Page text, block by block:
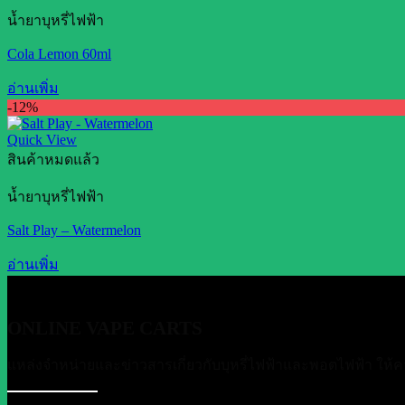
น้ำยาบุหรี่ไฟฟ้า
Cola Lemon 60ml
อ่านเพิ่ม
-12%
Quick View
สินค้าหมดแล้ว
น้ำยาบุหรี่ไฟฟ้า
Salt Play – Watermelon
อ่านเพิ่ม